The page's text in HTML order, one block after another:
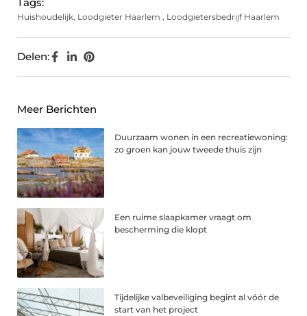
Tags:
Huishoudelijk, Loodgieter Haarlem , Loodgietersbedrijf Haarlem
Delen:
Meer Berichten
Duurzaam wonen in een recreatiewoning:
zo groen kan jouw tweede thuis zijn
Een ruime slaapkamer vraagt om
bescherming die klopt
Tijdelijke valbeveiliging begint al vóór de
start van het project